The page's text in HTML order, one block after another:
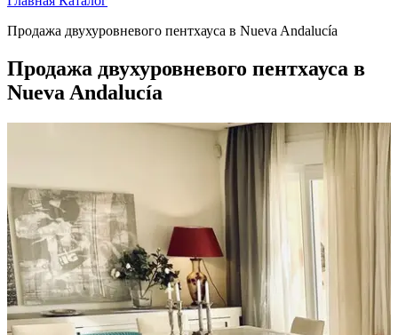
Продажа двухуровневого пентхауса в Nueva Andalucía
Продажа двухуровневого пентхауса в
Nueva Andalucía